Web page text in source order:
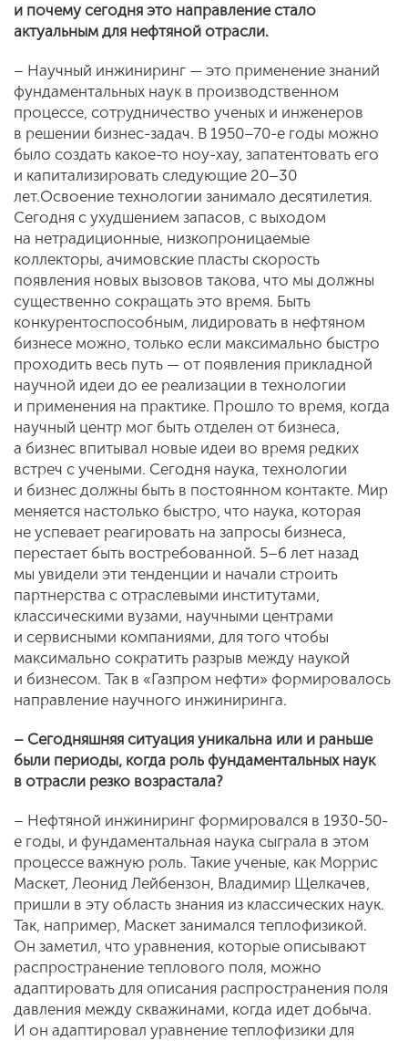
и почему сегодня это направление стало
актуальным для нефтяной отрасли.
– Научный инжиниринг — это применение знаний
фундаментальных наук в производственном
процессе, сотрудничество ученых и инженеров
в решении бизнес-задач. В 1950–70-е годы можно
было создать какое-то ноу-хау, запатентовать его
и капитализировать следующие 20–30
лет.Освоение технологии занимало десятилетия.
Сегодня с ухудшением запасов, с выходом
на нетрадиционные, низкопроницаемые
коллекторы, ачимовские пласты скорость
появления новых вызовов такова, что мы должны
существенно сокращать это время. Быть
конкурентоспособным, лидировать в нефтяном
бизнесе можно, только если максимально быстро
проходить весь путь — от появления прикладной
научной идеи до ее реализации в технологии
и применения на практике. Прошло то время, когда
научный центр мог быть отделен от бизнеса,
а бизнес впитывал новые идеи во время редких
встреч с учеными. Сегодня наука, технологии
и бизнес должны быть в постоянном контакте. Мир
меняется настолько быстро, что наука, которая
не успевает реагировать на запросы бизнеса,
перестает быть востребованной. 5–6 лет назад
мы увидели эти тенденции и начали строить
партнерства с отраслевыми институтами,
классическими вузами, научными центрами
и сервисными компаниями, для того чтобы
максимально сократить разрыв между наукой
и бизнесом. Так в «Газпром нефти» формировалось
направление научного инжиниринга.
– Сегодняшняя ситуация уникальна или и раньше
были периоды, когда роль фундаментальных наук
в отрасли резко возрастала?
– Нефтяной инжиниринг формировался в 1930-50-
е годы, и фундаментальная наука сыграла в этом
процессе важную роль. Такие ученые, как Моррис
Маскет, Леонид Лейбензон, Владимир Щелкачев,
пришли в эту область знания из классических наук.
Так, например, Маскет занимался теплофизикой.
Он заметил, что уравнения, которые описывают
распространение теплового поля, можно
адаптировать для описания распространения поля
давления между скважинами, когда идет добыча.
И он адаптировал уравнение теплофизики для